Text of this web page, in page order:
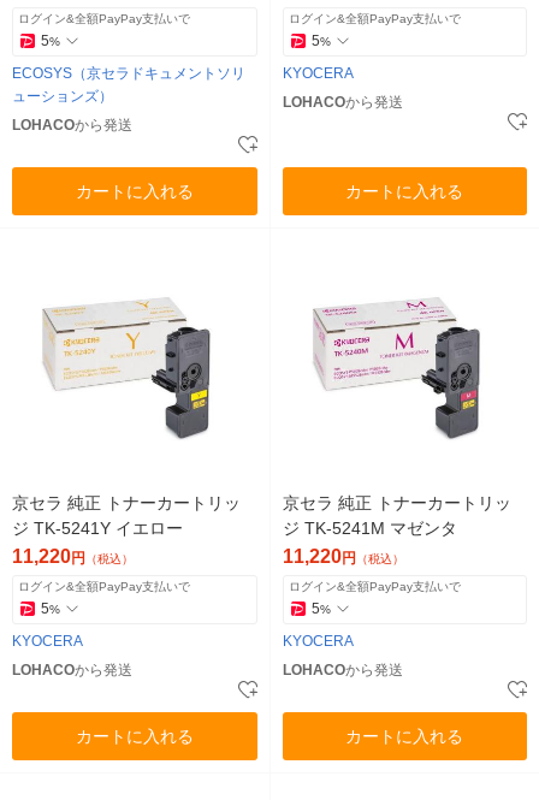
ログイン&全額PayPay支払いで
5%
ECOSYS（京セラドキュメントソリ
ューションズ）
LOHACOから発送
カートに入れる
ログイン&全額PayPay支払いで
5%
KYOCERA
LOHACOから発送
カートに入れる
京セラ 純正 トナーカートリッ
ジ TK-5241Y イエロー
11,220円 （税込）
ログイン&全額PayPay支払いで
5%
KYOCERA
LOHACOから発送
カートに入れる
京セラ 純正 トナーカートリッ
ジ TK-5241M マゼンタ
11,220円 （税込）
ログイン&全額PayPay支払いで
5%
KYOCERA
LOHACOから発送
カートに入れる